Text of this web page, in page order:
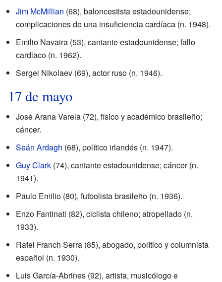
Jim McMillian (68), baloncestista estadounidense;
complicaciones de una insuficiencia cardíaca (n. 1948).
Emilio Navaira (53), cantante estadounidense; fallo
cardiaco (n. 1962).
Sergei Nikolaev (69), actor ruso (n. 1946).
17 de mayo
José Arana Varela (72), físico y académico brasileño;
cáncer.
Seán Ardagh (68), político irlandés (n. 1947).
Guy Clark (74), cantante estadounidense; cáncer (n.
1941).
Paulo Emilio (80), futbolista brasileño (n. 1936).
Enzo Fantinati (82), ciclista chileno; atropellado (n.
1933).
Rafel Franch Serra (85), abogado, político y columnista
español (n. 1930).
Luis García-Abrines (92), artista, musicólogo e